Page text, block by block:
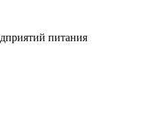
питания